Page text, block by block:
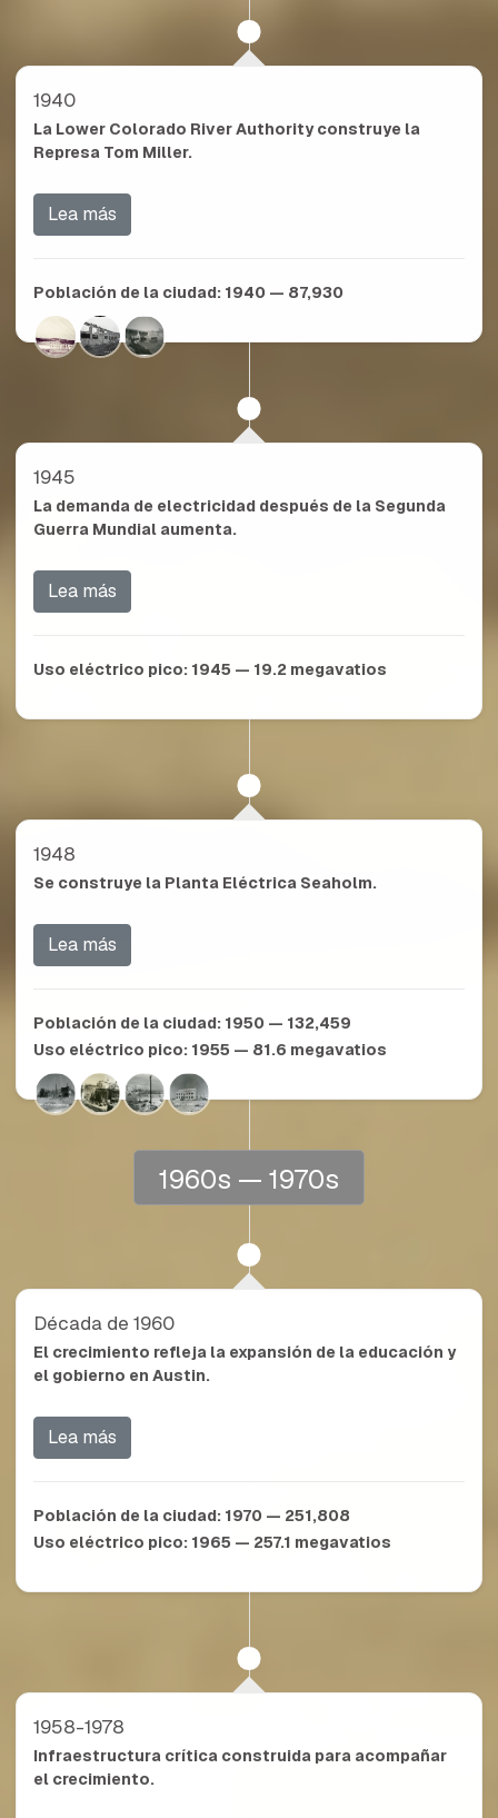
1940
La Lower Colorado River Authority construye la
Represa Tom Miller.
Lea más
Población de la ciudad: 1940 — 87,930
1945
La demanda de electricidad después de la Segunda
Guerra Mundial aumenta.
Lea más
Uso eléctrico pico: 1945 — 19.2 megavatios
1948
Se construye la Planta Eléctrica Seaholm.
Lea más
Población de la ciudad: 1950 — 132,459
Uso eléctrico pico: 1955 — 81.6 megavatios
1960s — 1970s
Década de 1960
El crecimiento refleja la expansión de la educación y
el gobierno en Austin.
Lea más
Población de la ciudad: 1970 — 251,808
Uso eléctrico pico: 1965 — 257.1 megavatios
1958-1978
Infraestructura crítica construida para acompañar
el crecimiento.